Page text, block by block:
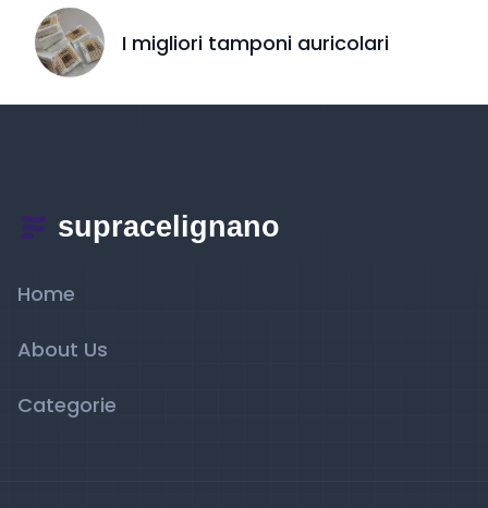
I migliori tamponi auricolari
Home
About Us
Categorie